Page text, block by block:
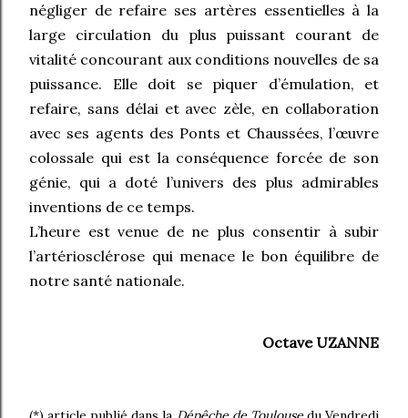
négliger de refaire ses artères essentielles à la
large circulation du plus puissant courant de
vitalité concourant aux conditions nouvelles de sa
puissance. Elle doit se piquer d’émulation, et
refaire, sans délai et avec zèle, en collaboration
avec ses agents des Ponts et Chaussées, l’œuvre
colossale qui est la conséquence forcée de son
génie, qui a doté l’univers des plus admirables
inventions de ce temps.
L’heure est venue de ne plus consentir à subir
l’artériosclérose qui menace le bon équilibre de
notre santé nationale.
Octave UZANNE